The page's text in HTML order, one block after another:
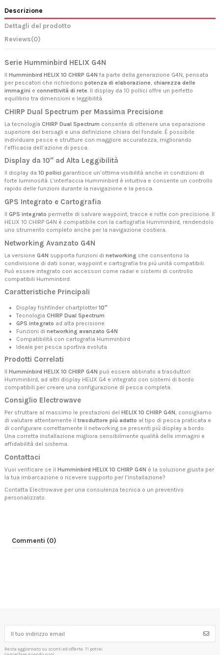
Descrizione
Dettagli del prodotto
Reviews(0)
Serie Humminbird HELIX G4N
Il Humminbird HELIX 10 CHIRP G4N fa parte della generazione G4N, pensata
per pescatori che richiedono potenza di elaborazione, chiarezza delle
immagini e connettività di rete. Il display da 10 pollici offre un perfetto
equilibrio tra dimensioni e leggibilità.
CHIRP Dual Spectrum per Massima Precisione
La tecnologia CHIRP Dual Spectrum consente di ottenere una separazione
superiore dei bersagli e una definizione chiara del fondale. È possibile
individuare pesce e strutture con maggiore accuratezza, migliorando
l’efficacia dell’azione di pesca.
Display da 10″ ad Alta Leggibilità
Il display da 10 pollici garantisce un’ottima visibilità anche in condizioni di
forte luminosità. L’interfaccia Humminbird è intuitiva e consente un controllo
rapido delle funzioni durante la navigazione e la pesca.
GPS Integrato e Cartografia
Il GPS integrato permette di salvare waypoint, tracce e rotte con precisione. Il
HELIX 10 CHIRP G4N è compatibile con la cartografia Humminbird, rendendolo
uno strumento completo anche per la navigazione costiera.
Networking Avanzato G4N
La versione G4N supporta funzioni di networking che consentono la
condivisione di dati sonar, waypoint e cartografia tra più unità compatibili.
Può essere integrato con accessori come radar e sistemi di controllo
compatibili Humminbird.
Caratteristiche Principali
Display fishfinder chartplotter 10″
Tecnologia CHIRP Dual Spectrum
GPS integrato ad alta precisione
Funzioni di networking avanzato G4N
Compatibilità con cartografia Humminbird
Ideale per pesca sportiva evoluta
Prodotti Correlati
Il Humminbird HELIX 10 CHIRP G4N può essere abbinato a trasduttori
Humminbird , ad altri display HELIX G4 e integrato con sistemi di bordo
compatibili per creare una configurazione di pesca completa.
Consiglio Electrowave
Per sfruttare al massimo le prestazioni del HELIX 10 CHIRP G4N, consigliamo
di valutare attentamente il trasduttore più adatto al tipo di pesca praticata e
di configurare correttamente il networking se presenti più display a bordo.
Una corretta installazione migliora sensibilmente qualità delle immagini e
affidabilità del sistema.
Contattaci
Vuoi verificare se il Humminbird HELIX 10 CHIRP G4N è la soluzione giusta per
la tua imbarcazione o ricevere supporto per l’installazione?
Contatta Electrowave per una consulenza tecnica o un preventivo
personalizzato.
Commenti (0)
Resta aggiornato su sconti ed offerte. Ti potrai